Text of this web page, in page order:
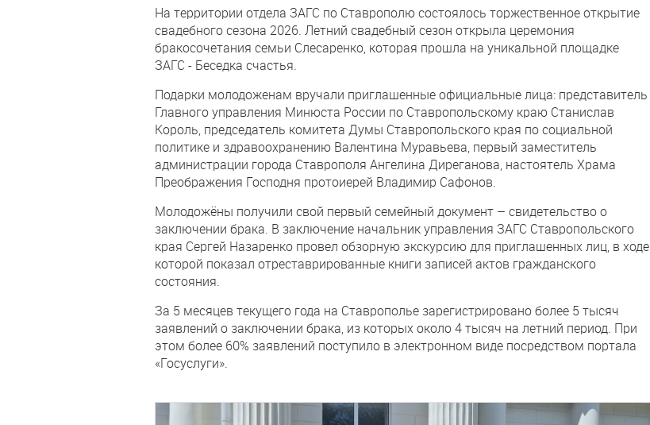
На территории отдела ЗАГС по Ставрополю состоялось торжественное открытие
свадебного сезона 2026. Летний свадебный сезон открыла церемония
бракосочетания семьи Слесаренко, которая прошла на уникальной площадке
ЗАГС - Беседка счастья.
Подарки молодоженам вручали приглашенные официальные лица: представитель
Главного управления Минюста России по Ставропольскому краю Станислав
Король, председатель комитета Думы Ставропольского края по социальной
политике и здравоохранению Валентина Муравьева, первый заместитель
администрации города Ставрополя Ангелина Диреганова, настоятель Храма
Преображения Господня протоиерей Владимир Сафонов.
Молодожёны получили свой первый семейный документ – свидетельство о
заключении брака. В заключение начальник управления ЗАГС Ставропольского
края Сергей Назаренко провел обзорную экскурсию для приглашенных лиц, в ходе
которой показал отреставрированные книги записей актов гражданского
состояния.
За 5 месяцев текущего года на Ставрополье зарегистрировано более 5 тысяч
заявлений о заключении брака, из которых около 4 тысяч на летний период. При
этом более 60% заявлений поступило в электронном виде посредством портала
«Госуслуги».